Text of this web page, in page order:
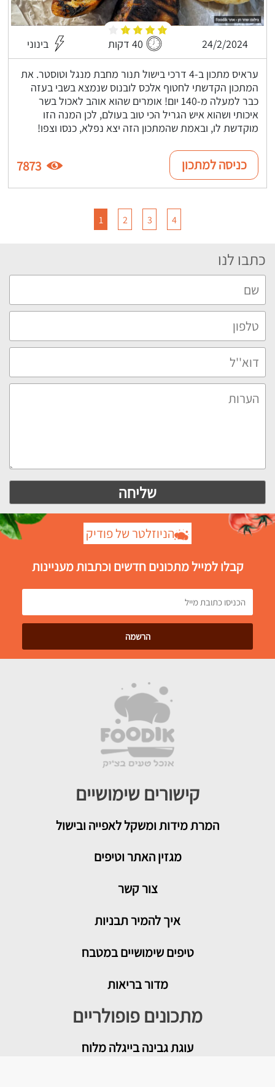
24/2/2024 40 דקות בינוני
עראיס מתכון ב-4 דרכי בישול תנור מחבת מנגל וטוסטר. את
המתכון הקדשתי לחטוף אלכס לובנוס שנמצא בשבי בעזה
כבר למעלה מ-140 יום! אומרים שהוא אוהב לאכול בשר
איכותי ושהוא איש הגריל הכי טוב בעולם, לכן המנה הזו
מוקדשת לו, ובאמת שהמתכון הזה יצא נפלא, כנסו וצפו!
כניסה למתכון 7873
1 2 3 4
כתבו לנו
הניוזלטר של פודיק
קבלו למייל מתכונים חדשים וכתבות מעניינות
קישורים שימושיים
המרת מידות ומשקל לאפייה ובישול
מגזין האתר וטיפים
צור קשר
איך להמיר תבניות
טיפים שימושיים במטבח
מדור בריאות
מתכונים פופולריים
עוגת גבינה בייגלה מלוח